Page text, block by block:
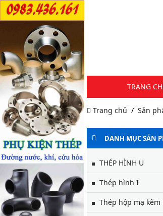
TRANG
Trang chủ Sản
DANH MỤC SẢN
THÉP HÌNH U
Thép hình I
Thép hộp mạ kẽm